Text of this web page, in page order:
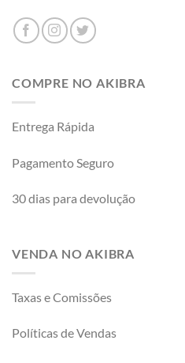
COMPRE NO AKIBRA
Entrega Rápida
Pagamento Seguro
30 dias para devolução
VENDA NO AKIBRA
Taxas e Comissões
Políticas de Vendas